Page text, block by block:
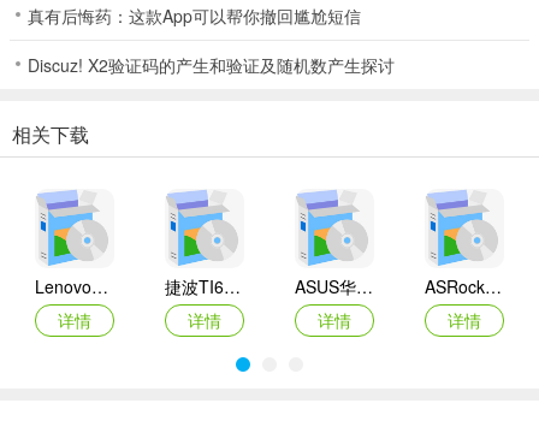
真有后悔药：这款App可以帮你撤回尴尬短信
Discuz! X2验证码的产生和验证及随机数产生探讨
相关下载
Lenovo联想 Ideapad Z465/Z565系列笔记本 声卡驱动
详情
捷波TI61AG-A主板BIOS
详情
ASUS华硕F1A55-M LX3 R2.0主板BIOS
详情
ASRock华擎IMB-A160主板BIOS
详情